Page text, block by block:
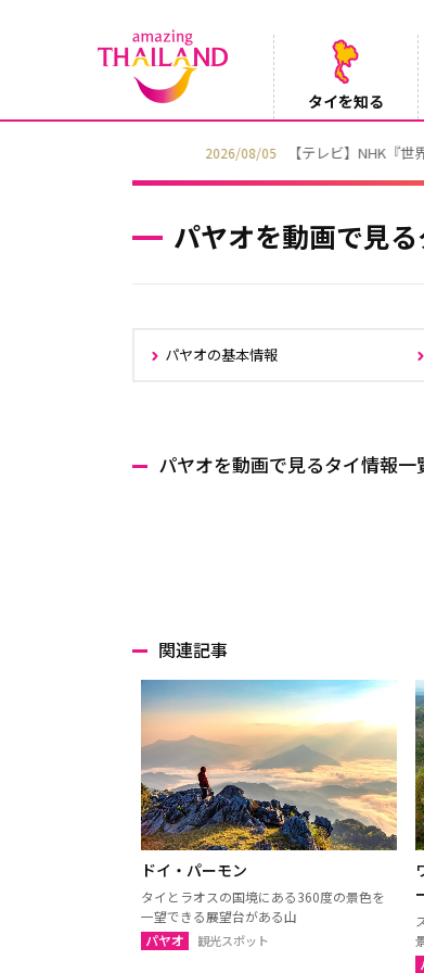
タイを知る
【テレビ】NHK『世界ふれあい
パヤオを動画で見
パヤオの基本情報
パヤオを動画で見るタイ情報一
関連記事
ドイ・パーモン
タイとラオスの国境にある360度の景色を
一望できる展望台がある山
パヤオ
観光スポット